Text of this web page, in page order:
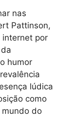
nas
Pattinson,
por
humor
lúdica
como
do